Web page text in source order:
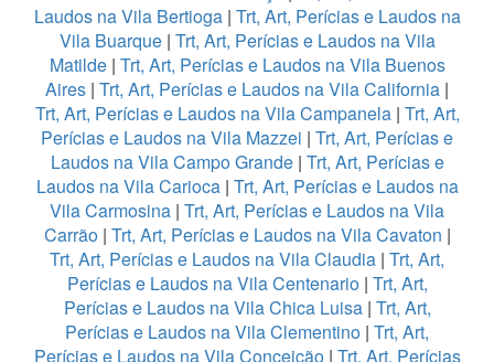
Laudos na Vila Bertioga| Trt, Art, Perícias e Laudos na
Vila Buarque| Trt, Art, Perícias e Laudos na Vila
Matilde| Trt, Art, Perícias e Laudos na Vila Buenos
Aires | Trt, Art, Perícias e Laudos na Vila California |
Trt, Art, Perícias e Laudos na Vila Campanela| Trt, Art,
Perícias e Laudos na Vila Mazzei | Trt, Art, Perícias e
Laudos na Vila Campo Grande| Trt, Art, Perícias e
Laudos na Vila Carioca| Trt, Art, Perícias e Laudos na
Vila Carmosina | Trt, Art, Perícias e Laudos na Vila
Carrão| Trt, Art, Perícias e Laudos na Vila Cavaton |
Trt, Art, Perícias e Laudos na Vila Claudia | Trt, Art,
Perícias e Laudos na Vila Centenario| Trt, Art,
Perícias e Laudos na Vila Chica Luisa | Trt, Art,
Perícias e Laudos na Vila Clementino | Trt, Art,
Perícias e Laudos na Vila Conceição| Trt, Art, Perícias